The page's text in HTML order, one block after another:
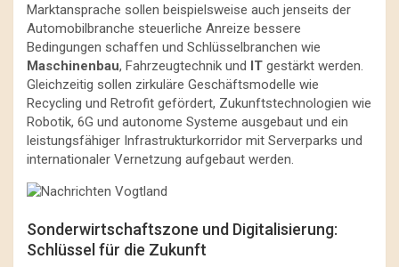
Marktansprache sollen beispielsweise auch jenseits der
Automobilbranche steuerliche Anreize bessere
Bedingungen schaffen und Schlüsselbranchen wie
Maschinenbau, Fahrzeugtechnik und IT gestärkt werden.
Gleichzeitig sollen zirkuläre Geschäftsmodelle wie
Recycling und Retrofit gefördert, Zukunftstechnologien wie
Robotik, 6G und autonome Systeme ausgebaut und ein
leistungsfähiger Infrastrukturkorridor mit Serverparks und
internationaler Vernetzung aufgebaut werden.
Sonderwirtschaftszone und Digitalisierung:
Schlüssel für die Zukunft